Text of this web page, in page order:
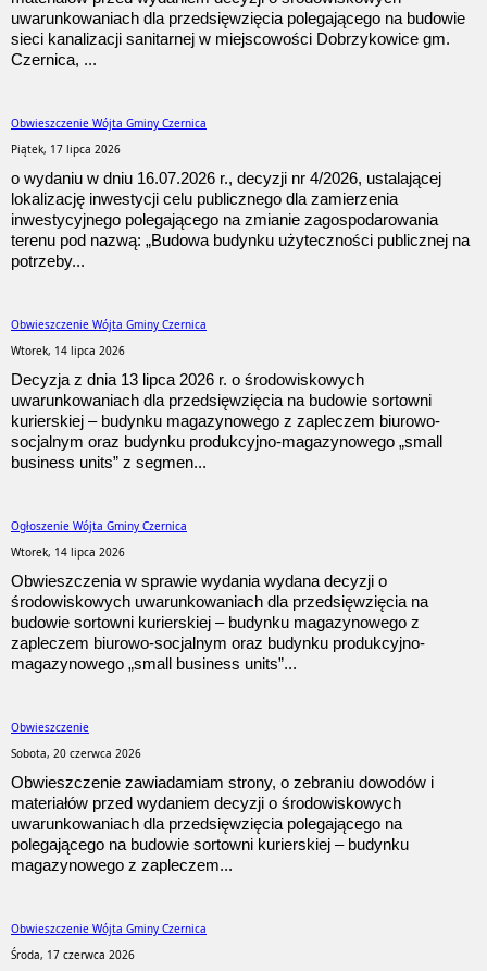
uwarunkowaniach dla przedsięwzięcia polegającego na budowie
sieci kanalizacji sanitarnej w miejscowości Dobrzykowice gm.
Czernica, ...
Obwieszczenie Wójta Gminy Czernica
Piątek, 17 lipca 2026
o wydaniu w dniu 16.07.2026 r., decyzji nr 4/2026, ustalającej
lokalizację inwestycji celu publicznego dla zamierzenia
inwestycyjnego polegającego na zmianie zagospodarowania
terenu pod nazwą: „Budowa budynku użyteczności publicznej na
potrzeby...
Obwieszczenie Wójta Gminy Czernica
Wtorek, 14 lipca 2026
Decyzja z dnia 13 lipca 2026 r. o środowiskowych
uwarunkowaniach dla przedsięwzięcia na budowie sortowni
kurierskiej – budynku magazynowego z zapleczem biurowo-
socjalnym oraz budynku produkcyjno-magazynowego „small
business units” z segmen...
Ogłoszenie Wójta Gminy Czernica
Wtorek, 14 lipca 2026
Obwieszczenia w sprawie wydania wydana decyzji o
środowiskowych uwarunkowaniach dla przedsięwzięcia na
budowie sortowni kurierskiej – budynku magazynowego z
zapleczem biurowo-socjalnym oraz budynku produkcyjno-
magazynowego „small business units”...
Obwieszczenie
Sobota, 20 czerwca 2026
Obwieszczenie zawiadamiam strony, o zebraniu dowodów i
materiałów przed wydaniem decyzji o środowiskowych
uwarunkowaniach dla przedsięwzięcia polegającego na
polegającego na budowie sortowni kurierskiej – budynku
magazynowego z zapleczem...
Obwieszczenie Wójta Gminy Czernica
Środa, 17 czerwca 2026